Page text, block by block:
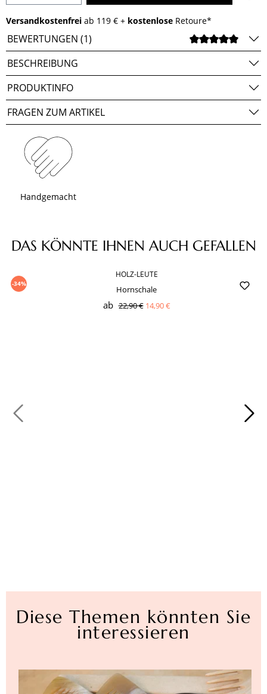
Versandkostenfrei ab 119 € + kostenlose Retoure*
BEWERTUNGEN (1)
BESCHREIBUNG
PRODUKTINFO
FRAGEN ZUM ARTIKEL
Handgemacht
Produktgalerie überspringen
DAS KÖNNTE IHNEN AUCH GEFALLEN
-34%
HOLZ-LEUTE
Hornschale
ab 22,90 € 14,90 €
Diese Themen könnten Sie
interessieren